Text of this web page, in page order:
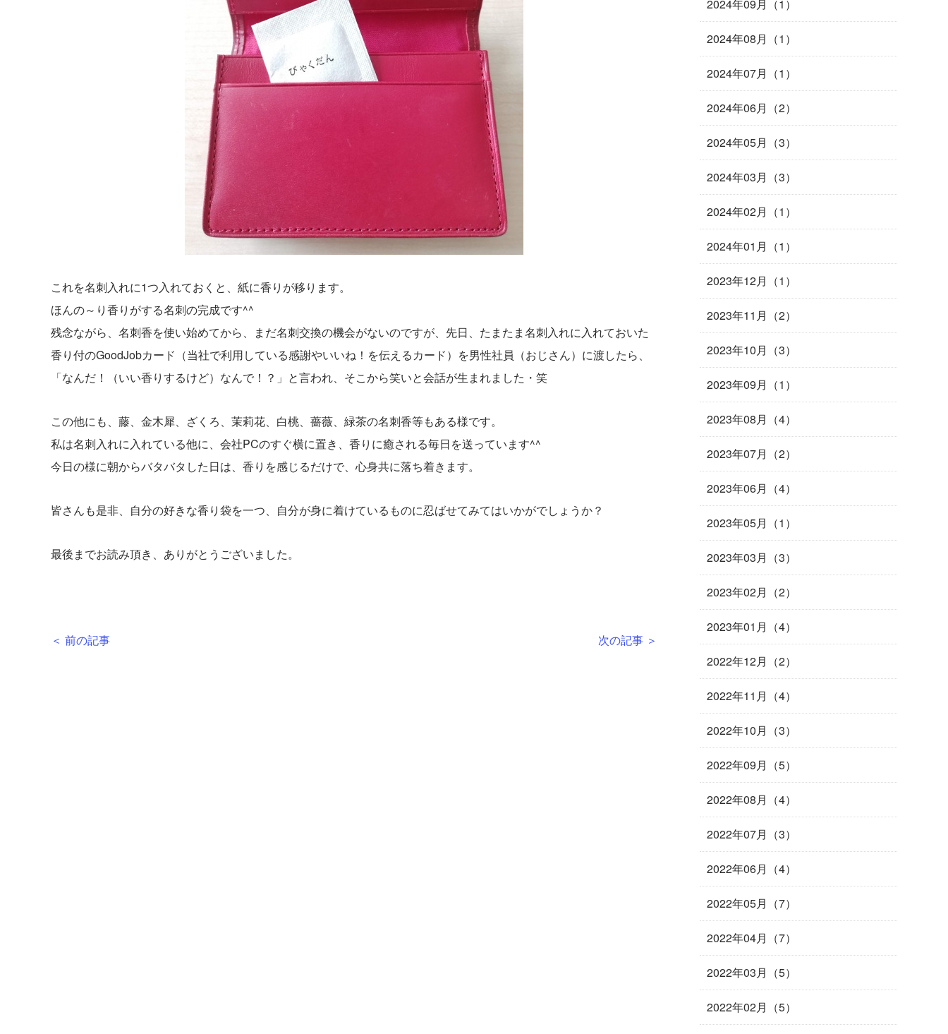
これを名刺入れに1つ入れておくと、紙に香りが移ります。
ほんの～り香りがする名刺の完成です^^
残念ながら、名刺香を使い始めてから、まだ名刺交換の機会がないのですが、先日、たまたま名刺入れに入れておいた
香り付のGoodJobカード（当社で利用している感謝やいいね！を伝えるカード）を男性社員（おじさん）に渡したら、
「なんだ！（いい香りするけど）なんで！？」と言われ、そこから笑いと会話が生まれました・笑
この他にも、藤、金木犀、ざくろ、茉莉花、白桃、薔薇、緑茶の名刺香等もある様です。
私は名刺入れに入れている他に、会社PCのすぐ横に置き、香りに癒される毎日を送っています^^
今日の様に朝からバタバタした日は、香りを感じるだけで、心身共に落ち着きます。
皆さんも是非、自分の好きな香り袋を一つ、自分が身に着けているものに忍ばせてみてはいかがでしょうか？
最後までお読み頂き、ありがとうございました。
＜ 前の記事 次の記事 ＞
2024年09月（1）
2024年08月（1）
2024年07月（1）
2024年06月（2）
2024年05月（3）
2024年03月（3）
2024年02月（1）
2024年01月（1）
2023年12月（1）
2023年11月（2）
2023年10月（3）
2023年09月（1）
2023年08月（4）
2023年07月（2）
2023年06月（4）
2023年05月（1）
2023年03月（3）
2023年02月（2）
2023年01月（4）
2022年12月（2）
2022年11月（4）
2022年10月（3）
2022年09月（5）
2022年08月（4）
2022年07月（3）
2022年06月（4）
2022年05月（7）
2022年04月（7）
2022年03月（5）
2022年02月（5）